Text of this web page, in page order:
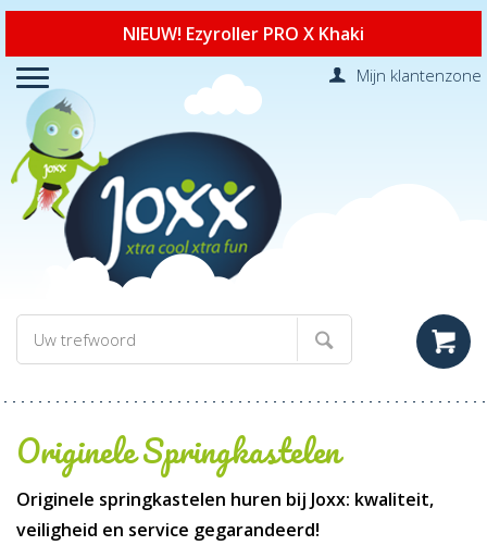
NIEUW! Ezyroller PRO X Khaki
Mijn klantenzone
Originele Springkastelen
Originele springkastelen huren bij Joxx: kwaliteit,
veiligheid en service gegarandeerd!